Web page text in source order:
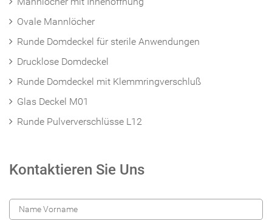
Ovale Mannlöcher
Runde Domdeckel für sterile Anwendungen
Drucklose Domdeckel
Runde Domdeckel mit Klemmringverschluß
Glas Deckel M01
Runde Pulververschlüsse L12
Kontaktieren Sie Uns